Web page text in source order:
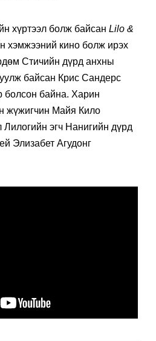
хүртээл болж байсан Lilo &
хэмжээний кино болж ирэх
Стичийн дүрд анхны
байсан Крис Сандерс
болсон байна. Харин
жүжигчин Майя Кило
Лилогийн эгч Нанигийн дүрд
Элизабет Агудонг